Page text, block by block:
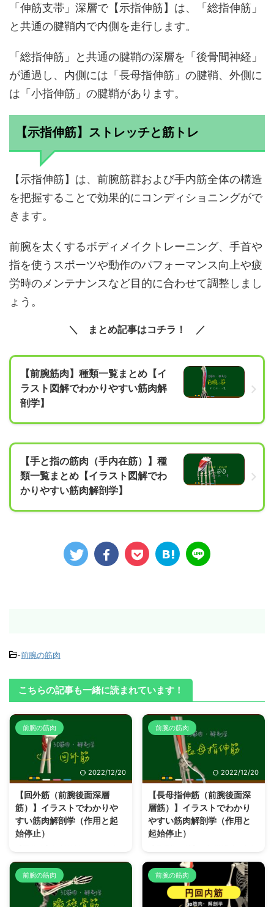
「伸筋支帯」深層で【示指伸筋】は、「総指伸筋」
と共通の腱鞘内で内側を走行します。
「総指伸筋」と共通の腱鞘の深層を「後骨間神経」
が通過し、内側には「長母指伸筋」の腱鞘、外側に
は「小指伸筋」の腱鞘があります。
【示指伸筋】ストレッチと筋トレ
【示指伸筋】は、前腕筋群および手内筋全体の構造
を把握することで効果的にコンディショニングがで
きます。
前腕を太くするボディメイクトレーニング、手首や
指を使うスポーツや動作のパフォーマンス向上や疲
労時のメンテナンスなど目的に合わせて調整しまし
ょう。
まとめ記事はコチラ！
【前腕筋肉】種類一覧まとめ【イ
ラスト図解でわかりやすい筋肉解
剖学】
【手と指の筋肉（手内在筋）】種
類一覧まとめ【イラスト図解でわ
かりやすい筋肉解剖学】
-前腕の筋肉
こちらの記事も一緒に読まれています！
前腕の筋肉
2022/12/20
【回外筋（前腕後面深層
筋）】イラストでわかりや
すい筋肉解剖学（作用と起
始停止）
止、作用、神経支配）をイラスト
図解を使ってわかりやすく解説し
ています。 【回外筋】とは？ど
こにあるどんな筋肉？ 【回外
前腕の筋肉
2022/12/20
【長母指伸筋（前腕後面深
層筋）】イラストでわかり
やすい筋肉解剖学（作用と
起始停止）
停止、作用、神経支配）をイラス
ト図解を使ってわかりやすく解説
しています。 【長母指伸筋】と
は？どこにあるどんな筋肉？
前腕の筋肉 前腕の筋肉